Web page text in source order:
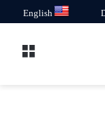
English